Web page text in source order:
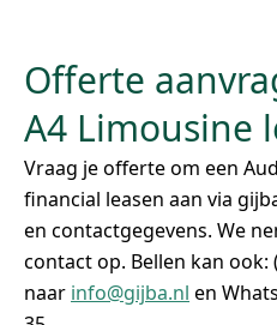
Offerte
A4 Limousine
Vraag je offerte om een
financial leasen aan via
en contactgegevens. We
contact op. Bellen kan ook:
naar info@gijba.nl en